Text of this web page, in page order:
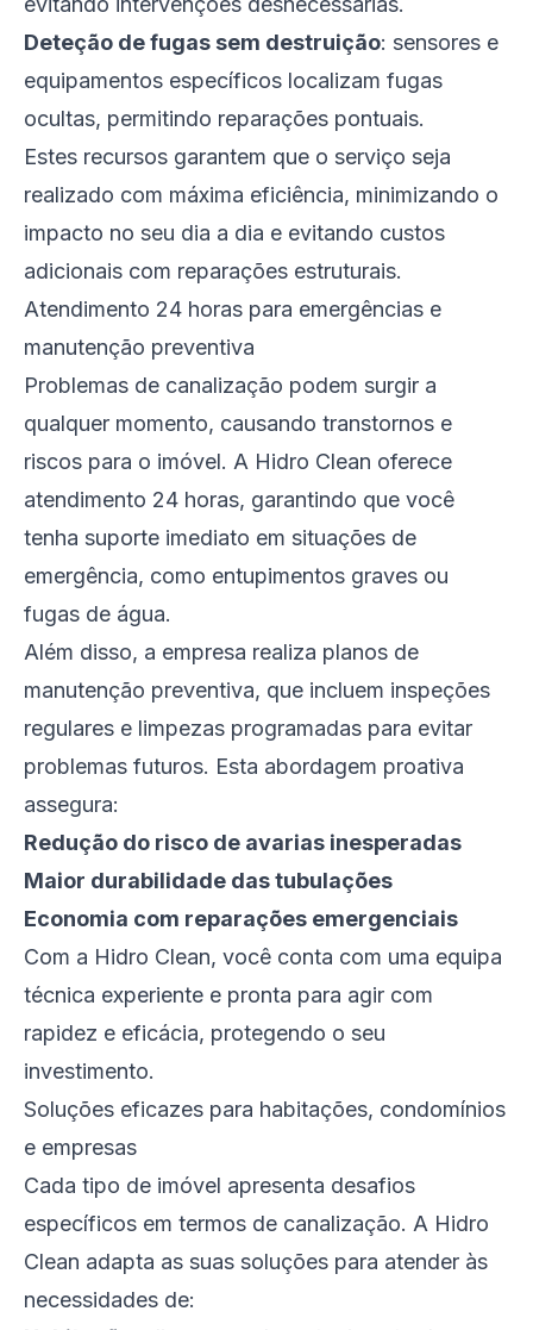
Deteção de fugas sem destruição: sensores e
equipamentos específicos localizam fugas
ocultas, permitindo reparações pontuais.
Estes recursos garantem que o serviço seja
realizado com máxima eficiência, minimizando o
impacto no seu dia a dia e evitando custos
adicionais com reparações estruturais.
Atendimento 24 horas para emergências e
manutenção preventiva
Problemas de canalização podem surgir a
qualquer momento, causando transtornos e
riscos para o imóvel. A Hidro Clean oferece
atendimento 24 horas, garantindo que você
tenha suporte imediato em situações de
emergência, como entupimentos graves ou
fugas de água.
Além disso, a empresa realiza planos de
manutenção preventiva, que incluem inspeções
regulares e limpezas programadas para evitar
problemas futuros. Esta abordagem proativa
assegura:
Redução do risco de avarias inesperadas
Maior durabilidade das tubulações
Economia com reparações emergenciais
Com a Hidro Clean, você conta com uma equipa
técnica experiente e pronta para agir com
rapidez e eficácia, protegendo o seu
investimento.
Soluções eficazes para habitações, condomínios
e empresas
Cada tipo de imóvel apresenta desafios
específicos em termos de canalização. A Hidro
Clean adapta as suas soluções para atender às
necessidades de: